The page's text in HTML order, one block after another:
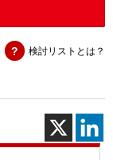
ッ
用
保
持
検討リストとは？